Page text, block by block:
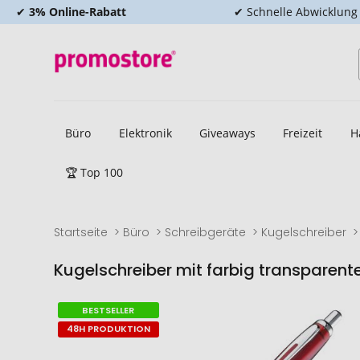
✔ 3% Online-Rabatt ✔ Schnelle Abwicklung
Büro Elektronik Giveaways Freizeit
🏆 Top 100
Startseite Büro Schreibgeräte Kugelschreiber
Kugelschreiber mit farbig
Zum
Ende
der
Zum
Anfang
der
BESTSELLER
48H PRODUKTION